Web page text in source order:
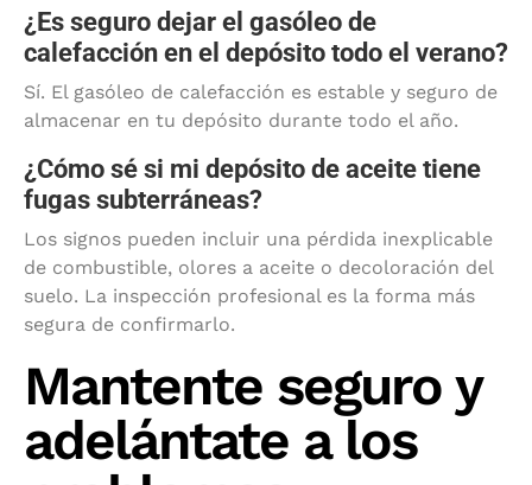
¿Es seguro dejar el gasóleo de
calefacción en el depósito todo el verano?
Sí. El gasóleo de calefacción es estable y seguro de
almacenar en tu depósito durante todo el año.
¿Cómo sé si mi depósito de aceite tiene
fugas subterráneas?
Los signos pueden incluir una pérdida inexplicable
de combustible, olores a aceite o decoloración del
suelo. La inspección profesional es la forma más
segura de confirmarlo.
Mantente seguro y
adelántate a los